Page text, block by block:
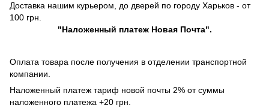
Доставка нашим курьером, до дверей по городу Харьков - от
100 грн.
"Наложенный платежНовая Почта".
Оплата товара после получения в отделении транспортной
компании.
Наложенный платеж тариф новой почты 2% от суммы
наложенного платежа +20 грн.